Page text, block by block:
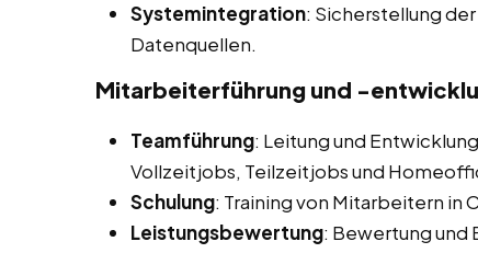
Systemintegration: Sicherstellung
Datenquellen.
Mitarbeiterführung und -
Teamführung: Leitung und
Vollzeitjobs, Teilzeitjobs und
Schulung: Training von Mitarbeitern in
Leistungsbewertung: Bewertung und